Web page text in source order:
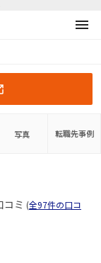
写真 転職先事例
コミ (全97件の口コ